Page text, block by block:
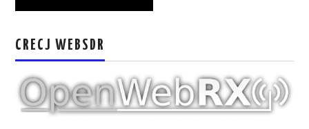
CRECJ WEBSDR